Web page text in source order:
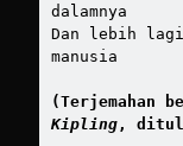
dalamnya
Dan lebih
manusia
(Terjemahan
Kipling,